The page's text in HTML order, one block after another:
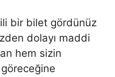
bir bilet gördünüz
dolayı maddi
hem sizin